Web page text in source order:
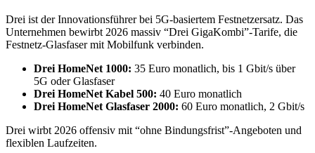
Drei ist der Innovationsführer bei 5G-basiertem Festnetzersatz. Das
Unternehmen bewirbt 2026 massiv “Drei GigaKombi”-Tarife, die
Festnetz-Glasfaser mit Mobilfunk verbinden.
Drei HomeNet 1000: 35 Euro monatlich, bis 1 Gbit/s über
5G oder Glasfaser
Drei HomeNet Kabel 500: 40 Euro monatlich
Drei HomeNet Glasfaser 2000: 60 Euro monatlich, 2 Gbit/s
Drei wirbt 2026 offensiv mit “ohne Bindungsfrist”-Angeboten und
flexiblen Laufzeiten.